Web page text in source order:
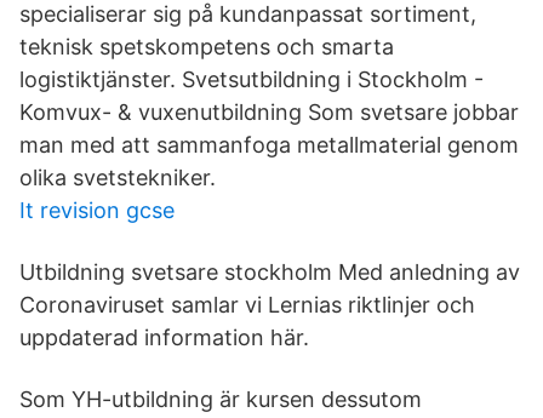
specialiserar sig på kundanpassat sortiment,
teknisk spetskompetens och smarta
logistiktjänster. Svetsutbildning i Stockholm -
Komvux- & vuxenutbildning Som svetsare jobbar
man med att sammanfoga metallmaterial genom
olika svetstekniker.
It revision gcse
Utbildning svetsare stockholm Med anledning av
Coronaviruset samlar vi Lernias riktlinjer och
uppdaterad information här.
Som YH-utbildning är kursen dessutom